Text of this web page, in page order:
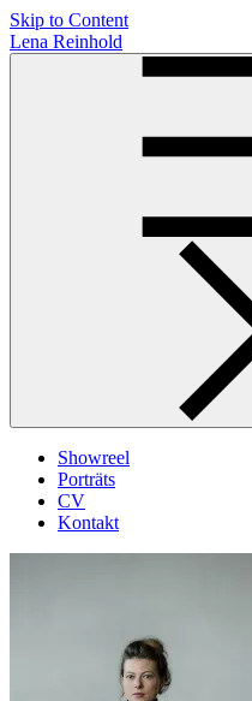
Skip to Content
Lena Reinhold
Showreel
Porträts
CV
Kontakt